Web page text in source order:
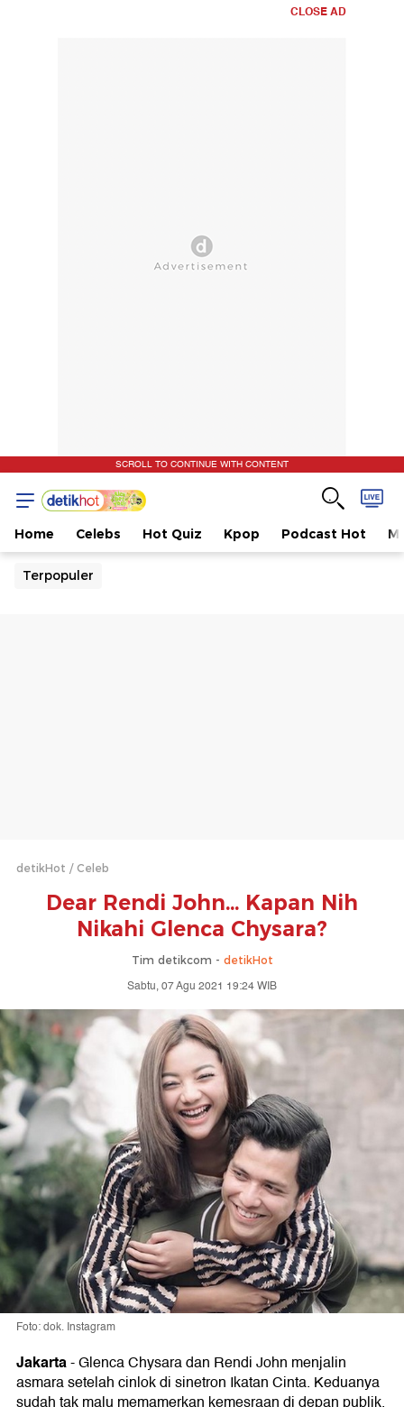
CLOSE AD
SCROLL TO CONTINUE WITH CONTENT
Home Celebs Hot Quiz Kpop Podcast Hot
Terpopuler
detikHot Celeb
Dear Rendi John... Kapan Nih
Nikahi Glenca Chysara?
Tim detikcom - detikHot
Sabtu, 07 Agu 2021 19:24 WIB
Foto: dok. Instagram
Jakarta-Glenca Chysara dan Rendi John menjalin
asmara setelah cinlok di sinetron Ikatan Cinta. Keduanya
sudah tak malu memamerkan kemesraan di depan publik.